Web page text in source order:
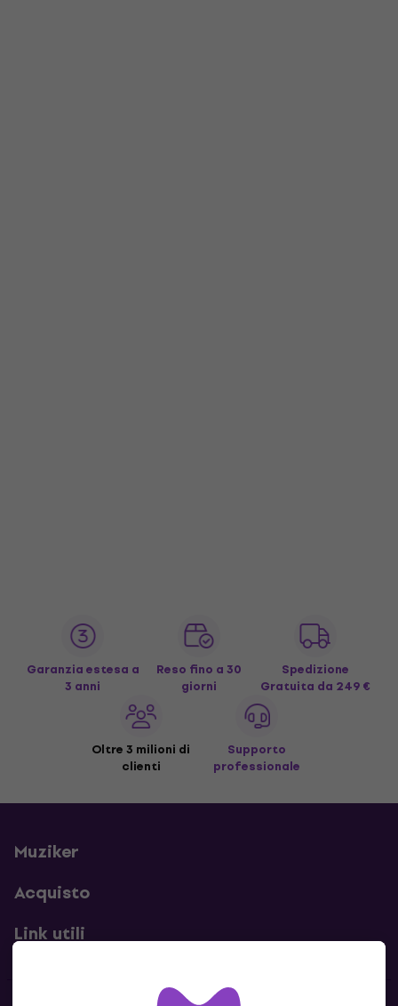
Garanzia estesa a
3 anni
Reso fino a 30
giorni
Spedizione
Gratuita da 249 €
Oltre 3 milioni di
clienti
Supporto
professionale
Muziker
Acquisto
Link utili